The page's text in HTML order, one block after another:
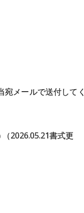
メールで送付してく
（2026.05.21書式更